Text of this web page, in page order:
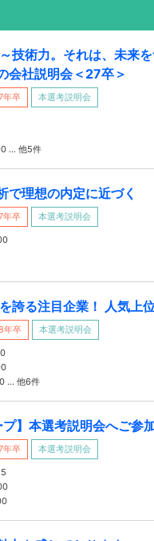
～技術力。それは、未来
会社説明会＜27卒＞
年卒 本選考説明会
… 他5件
で理想の内定に近づく
年卒 本選考説明会
誇る注目企業！ 人気上
年卒 本選考説明会
… 他6件
プ】本選考説明会へご参
年卒 本選考説明会